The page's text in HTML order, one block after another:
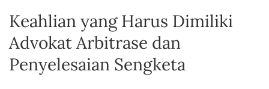
Keahlian yang Harus Dimiliki
Advokat Arbitrase dan
Penyelesaian Sengketa